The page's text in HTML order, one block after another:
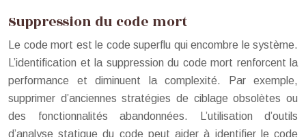
Suppression du code mort
Le code mort est le code superflu qui encombre le système.
L’identification et la suppression du code mort renforcent la
performance et diminuent la complexité. Par exemple,
supprimer d’anciennes stratégies de ciblage obsolètes ou
des fonctionnalités abandonnées. L’utilisation d’outils
d’analyse statique du code peut aider à identifier le code